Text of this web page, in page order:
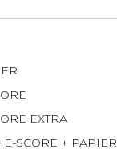
EXTRA
SCORE + PAPIER